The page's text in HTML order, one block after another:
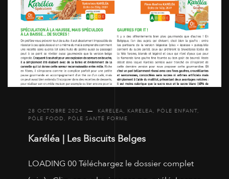
28 OCTOBRE 2024 KARELEA, KARELEA, PÔLE ENFANT,
PÔLE FOOD, PÔLE SANTÉ FORME
Karéléa | Les Biscuits Belges
LOADING 00 Téléchargez le dossier complet